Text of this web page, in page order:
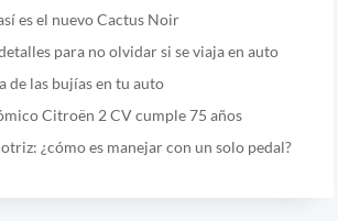
es el nuevo Cactus Noir
para no olvidar si se viaja en auto
de las bujías en tu auto
Citroën 2 CV cumple 75 años
¿cómo es manejar con un solo pedal?